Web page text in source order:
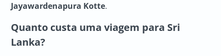
Jayawardenapura Kotte.
Quanto custa uma viagem para Sri
Lanka?